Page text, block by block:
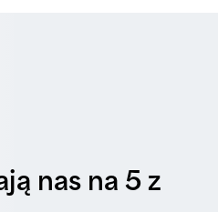
nas na 5 z